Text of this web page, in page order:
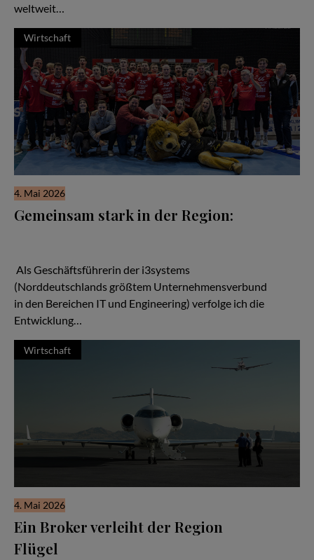
weltweit…
Wirtschaft
4. Mai 2026
Gemeinsam stark in der Region:
Als Geschäftsführerin der i3systems
(Norddeutschlands größtem Unternehmensverbund
in den Bereichen IT und Engineering) verfolge ich die
Entwicklung…
Wirtschaft
4. Mai 2026
Ein Broker verleiht der Region
Flügel